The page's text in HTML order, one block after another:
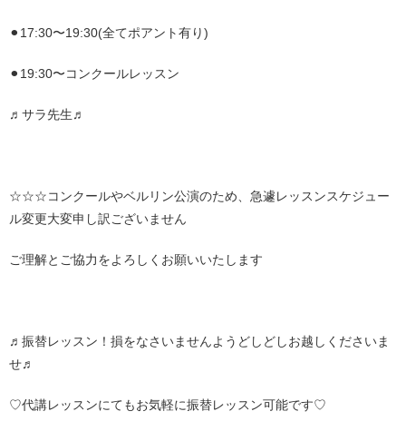
⚫︎17:30〜19:30(全てポアント有り)
⚫︎19:30〜コンクールレッスン
♬サラ先生♬
☆☆☆コンクールやベルリン公演のため、急遽レッスンスケジュー
ル変更大変申し訳ございません
ご理解とご協力をよろしくお願いいたします
♬振替レッスン！損をなさいませんようどしどしお越しくださいま
せ♬
♡代講レッスンにてもお気軽に振替レッスン可能です♡